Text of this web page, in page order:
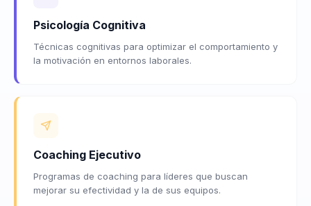
Psicología Cognitiva
Técnicas cognitivas para optimizar el comportamiento y
la motivación en entornos laborales.
Coaching Ejecutivo
Programas de coaching para líderes que buscan
mejorar su efectividad y la de sus equipos.